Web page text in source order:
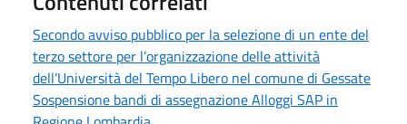
Secondo avviso pubblico per la selezione di un ente del
terzo settore per l’organizzazione delle attività
dell’Università del Tempo Libero nel comune di Gessate
Sospensione bandi di assegnazione Alloggi SAP in